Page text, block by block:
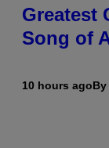
Greatest
Song of
10 hours agoBy